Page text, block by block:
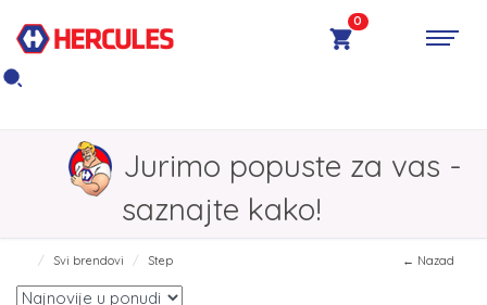
0
Jurimo popuste za vas -
saznajte kako!
Svi brendovi Step ← Nazad